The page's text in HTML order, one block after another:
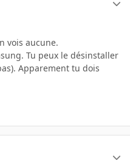
vois aucune.
Tu peux le désinstaller
Apparement tu dois